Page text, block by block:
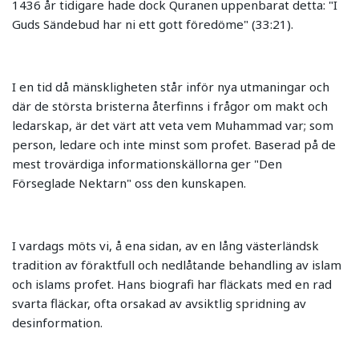
1436 år tidigare hade dock Quranen uppenbarat detta: "I
Guds Sändebud har ni ett gott föredöme" (33:21).
I en tid då mänskligheten står inför nya utmaningar och
där de största bristerna återfinns i frågor om makt och
ledarskap, är det värt att veta vem Muhammad var; som
person, ledare och inte minst som profet. Baserad på de
mest trovärdiga informationskällorna ger "Den
Förseglade Nektarn" oss den kunskapen.
I vardags möts vi, å ena sidan, av en lång västerländsk
tradition av föraktfull och nedlåtande behandling av islam
och islams profet. Hans biografi har fläckats med en rad
svarta fläckar, ofta orsakad av avsiktlig spridning av
desinformation.